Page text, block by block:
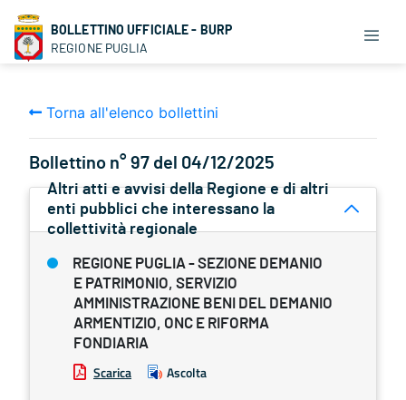
BOLLETTINO UFFICIALE - BURP
REGIONE PUGLIA
Torna all'elenco bollettini
Bollettino n° 97 del 04/12/2025
Altri atti e avvisi della Regione e di altri
enti pubblici che interessano la
collettività regionale
REGIONE PUGLIA - SEZIONE DEMANIO
E PATRIMONIO, SERVIZIO
AMMINISTRAZIONE BENI DEL DEMANIO
ARMENTIZIO, ONC E RIFORMA
FONDIARIA
Scarica Ascolta